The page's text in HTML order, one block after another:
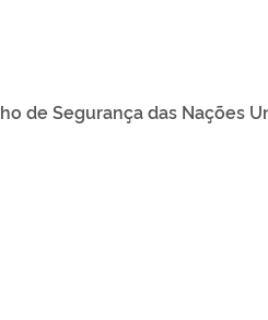
de Segurança das Nações